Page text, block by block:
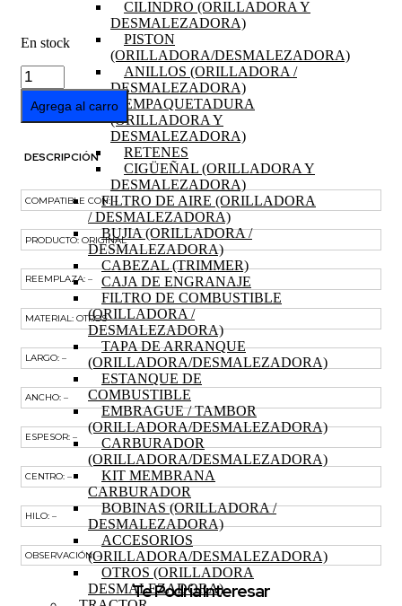
CILINDRO (ORILLADORA Y
DESMALEZADORA)
PISTON
(ORILLADORA/DESMALEZADORA)
ANILLOS (ORILLADORA /
DESMALEZADORA)
EMPAQUETADURA
(ORILLADORA Y
DESMALEZADORA)
RETENES
CIGÜEÑAL (ORILLADORA Y
DESMALEZADORA)
FILTRO DE AIRE (ORILLADORA
/ DESMALEZADORA)
BUJIA (ORILLADORA /
DESMALEZADORA)
CABEZAL (TRIMMER)
CAJA DE ENGRANAJE
FILTRO DE COMBUSTIBLE
(ORILLADORA /
DESMALEZADORA)
TAPA DE ARRANQUE
(ORILLADORA/DESMALEZADORA)
ESTANQUE DE
COMBUSTIBLE
EMBRAGUE / TAMBOR
(ORILLADORA/DESMALEZADORA)
CARBURADOR
(ORILLADORA/DESMALEZADORA)
KIT MEMBRANA
CARBURADOR
BOBINAS (ORILLADORA /
DESMALEZADORA)
ACCESORIOS
(ORILLADORA/DESMALEZADORA)
OTROS (ORILLADORA
DESMALEZADORA)
En stock
ROTULA
IZQUIERDA
TRACTOR
GOODYEAR
cantidad
Agrega al carro
DESCRIPCIÓN
COMPATIBLE CON: –
PRODUCTO: ORIGINAL
REEMPLAZA: –
MATERIAL: OTROS
LARGO: –
ANCHO: –
ESPESOR: –
CENTRO: –
HILO: –
OBSERVACIÓN: –
Te Podría Interesar